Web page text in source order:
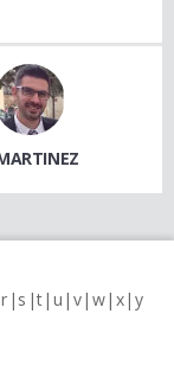
r s t u v w x y